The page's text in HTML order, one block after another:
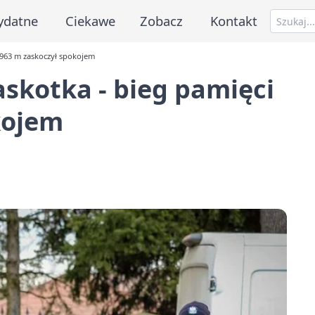
Ciekawe Zobacz Kontakt
m zaskoczył spokojem
- bieg pamięci